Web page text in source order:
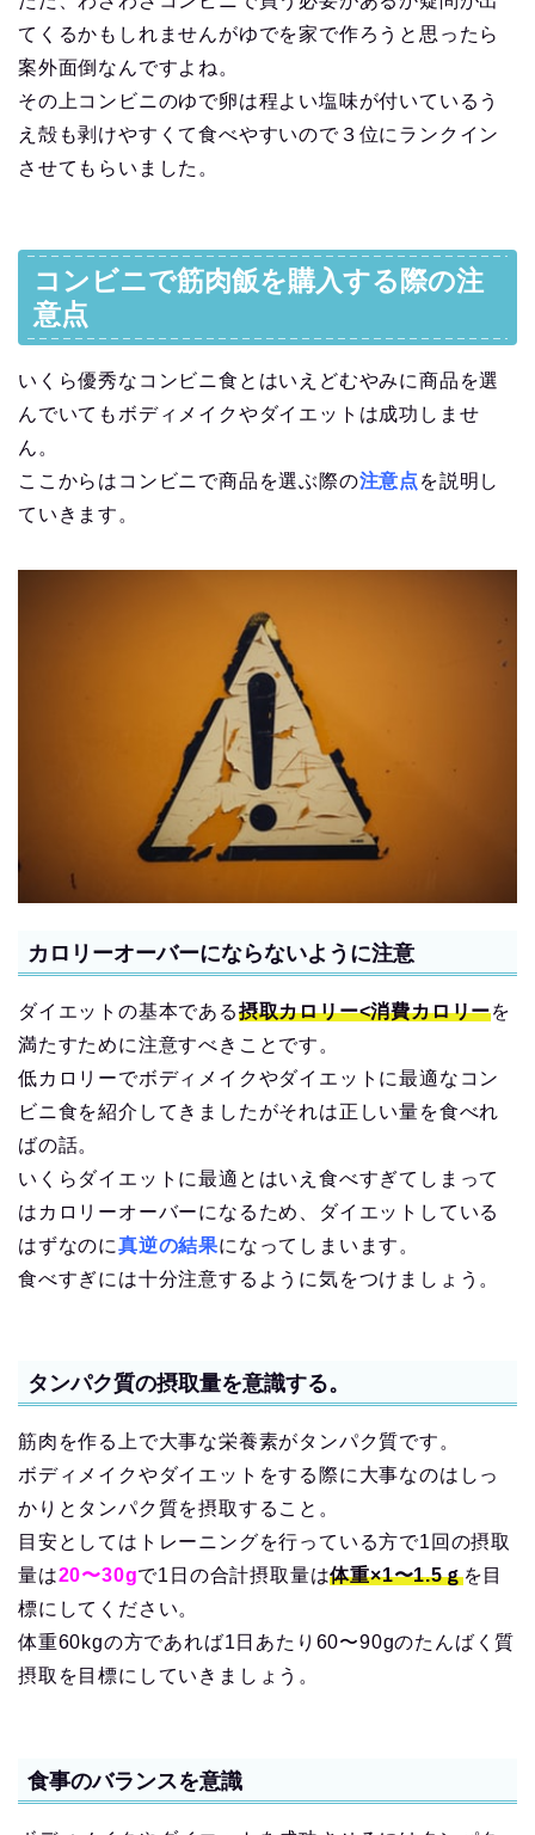
てくるかもしれませんがゆでを家で作ろうと思ったら
案外面倒なんですよね。
その上コンビニのゆで卵は程よい塩味が付いているう
え殻も剥けやすくて食べやすいので３位にランクイン
させてもらいました。
コンビニで筋肉飯を購入する際の注
意点
いくら優秀なコンビニ食とはいえどむやみに商品を選
んでいてもボディメイクやダイエットは成功しませ
ん。
ここからはコンビニで商品を選ぶ際の注意点 を説明し
ていきます。
カロリーオーバーにならないように注意
ダイエットの基本である摂取カロリー<消費カロリーを
満たすために注意すべきことです。
低カロリーでボディメイクやダイエットに最適なコン
ビニ食を紹介してきましたがそれは正しい量を食べれ
ばの話。
いくらダイエットに最適とはいえ食べすぎてしまって
はカロリーオーバーになるため、ダイエットしている
はずなのに真逆の結果になってしまいます。
食べすぎには十分注意するように気をつけましょう。
タンパク質の摂取量を意識する。
筋肉を作る上で大事な栄養素がタンパク質です。
ボディメイクやダイエットをする際に大事なのはしっ
かりとタンパク質を摂取すること。
目安としてはトレーニングを行っている方で1回の摂取
量は20〜30gで1日の合計摂取量は体重×1〜1.5ｇを目
標にしてください。
体重60kgの方であれば1日あたり60〜90gのたんばく質
摂取を目標にしていきましょう。
食事のバランスを意識